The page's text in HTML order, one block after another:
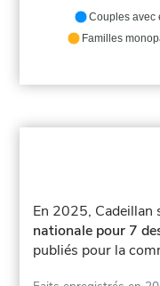
Couples avec
Familles
En 2025, Cadeillan
nationale pour 7
publiés pour la